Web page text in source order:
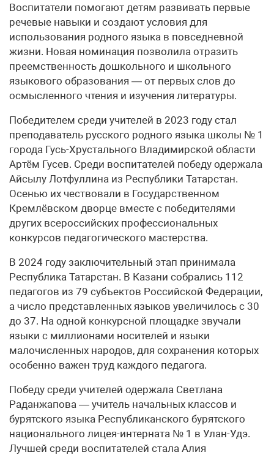
Воспитатели помогают детям развивать первые
речевые навыки и создают условия для
использования родного языка в повседневной
жизни. Новая номинация позволила отразить
преемственность дошкольного и школьного
языкового образования — от первых слов до
осмысленного чтения и изучения литературы.
Победителем среди учителей в 2023 году стал
преподаватель русского родного языка школы № 1
города Гусь-Хрустального Владимирской области
Артём Гусев. Среди воспитателей победу одержала
Айсылу Лотфуллина из Республики Татарстан.
Осенью их чествовали в Государственном
Кремлёвском дворце вместе с победителями
других всероссийских профессиональных
конкурсов педагогического мастерства.
В 2024 году заключительный этап принимала
Республика Татарстан. В Казани собрались 112
педагогов из 79 субъектов Российской Федерации,
а число представленных языков увеличилось с 30
до 37. На одной конкурсной площадке звучали
языки с миллионами носителей и языки
малочисленных народов, для сохранения которых
особенно важен труд каждого педагога.
Победу среди учителей одержала Светлана
Раданжапова — учитель начальных классов и
бурятского языка Республиканского бурятского
национального лицея-интерната № 1 в Улан-Удэ.
Лучшей среди воспитателей стала Алия